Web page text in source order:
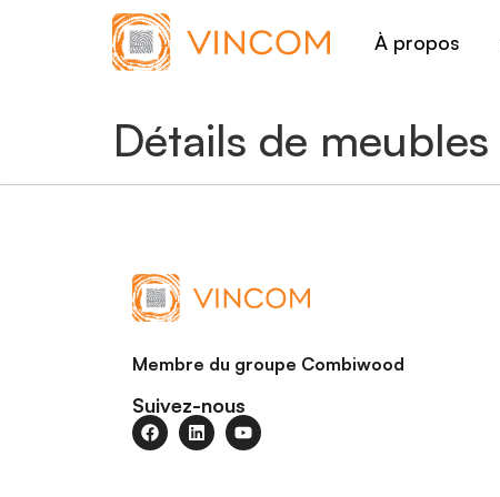
À propos
Détails de meubles
Membre du groupe Combiwood
Suivez-nous